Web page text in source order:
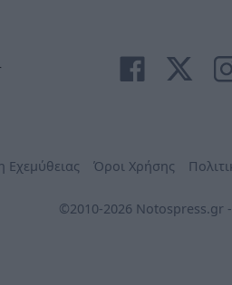
Εχεμύθειας Όροι Χρήσης
©2010-2026 Notospress.gr